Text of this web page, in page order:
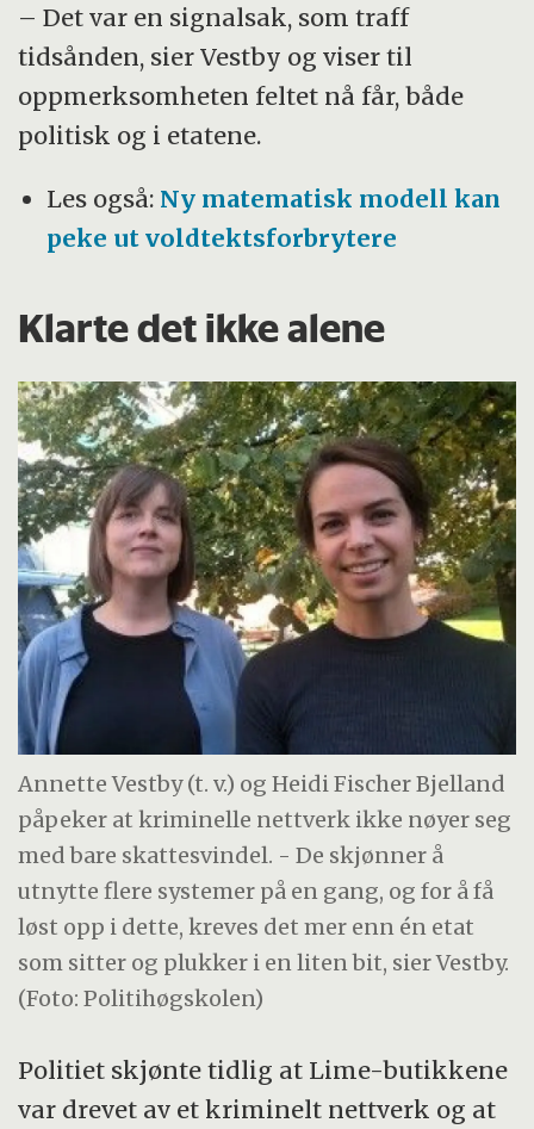
– Det var en signalsak, som traff
tidsånden, sier Vestby og viser til
oppmerksomheten feltet nå får, både
politisk og i etatene.
Les også: Ny matematisk modell kan
peke ut voldtektsforbrytere
Klarte det ikke alene
Annette Vestby (t. v.) og Heidi Fischer Bjelland
påpeker at kriminelle nettverk ikke nøyer seg
med bare skattesvindel. - De skjønner å
utnytte flere systemer på en gang, og for å få
løst opp i dette, kreves det mer enn én etat
som sitter og plukker i en liten bit, sier Vestby.
(Foto: Politihøgskolen)
Politiet skjønte tidlig at Lime-butikkene
var drevet av et kriminelt nettverk og at